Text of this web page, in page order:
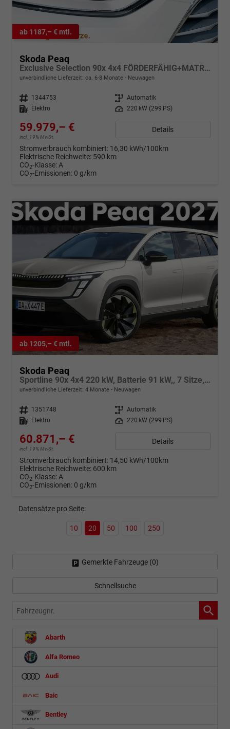
ab 1187,– € mtl.
Skoda Peaq
Exclusive Selection 90x 4x4 FÖRDERFÄHIG+MATRIX+SONOS+NAVI+SUITE+360KAM+HuD+MASSAGE+DCC+pACC+eHK+20" ALU
unverbindliche Lieferzeit: ca. 6-8 Monate Neuwagen
Fahrzeugnr. 1344753 Getriebe Automatik
Kraftstoff
Elektro Leistung 220 kW (299 PS)
59.979,– €
incl. 19% MwSt.
Details
Stromverbrauch kombiniert: 16,30 kWh/100km
Elektrische Reichweite: 590 km
CO2-Klasse:A
CO2-Emissionen: 0 g/km
ab 1205,– € mtl.
Skoda Peaq
Sportline 90x 4x4 220 kW, Batterie 91 kW,, 7 Sitze, Metallfarbe, 4 J. Garantie, Advanced Paket, LED.-MATRIX , Dynam.Blinkleuchten, Intellg.Park Assist, Head-up Display, 360° Kamera, Easy Open & Close Heckklappe, Sun Set,Navigationssystem, Sitzheizung, Sporpedale,
unverbindliche Lieferzeit: 4 Monate Neuwagen
Fahrzeugnr. 1351748 Getriebe Automatik
Kraftstoff
Elektro Leistung 220 kW (299 PS)
60.871,– €
incl. 19% MwSt.
Details
Stromverbrauch kombiniert: 14,50 kWh/100km
Elektrische Reichweite: 600 km
CO2-Klasse:A
CO2-Emissionen: 0 g/km
Datensätze pro Seite:
10 20 50 100 250
Gemerkte Fahrzeuge (0)
Schnellsuche
Fahrzeugnr.
Abarth
Alfa Romeo
Audi
Baic
Bentley